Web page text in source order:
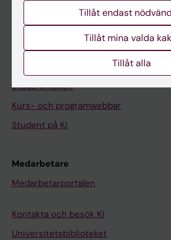
Ladok
Canvas
Studentmejlen
Kurs- och programwebbar
Student på KI
Medarbetare
Medarbetarportalen
Kontakta och besök KI
Universitetsbiblioteket
Tillåt endast
Tillåt mina valda
Tillåt alla